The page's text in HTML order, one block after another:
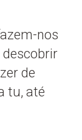
nos
descobrir
de
tu, até